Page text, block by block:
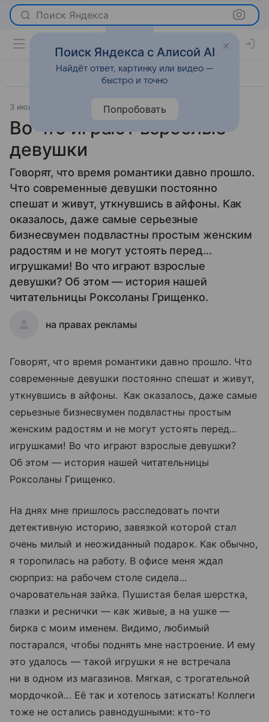
Поиск Яндекса
3 июня 2015
Во что играют взрослые
девушки
Говорят, что время романтики давно прошло.
Что современные девушки постоянно
спешат и живут, уткнувшись в айфоны. Как
оказалось, даже самые серьезные
бизнесвумен подвластны простым женским
радостям и не могут устоять перед...
игрушками! Во что играют взрослые
девушки? Об этом — история нашей
читательницы Роксоланы Грищенко.
на правах рекламы
Говорят, что время романтики давно прошло. Что
современные девушки постоянно спешат и живут,
уткнувшись в айфоны. Как оказалось, даже самые
серьезные бизнесвумен подвластны простым
женским радостям и не могут устоять перед...
игрушками! Во что играют взрослые девушки?
Об этом — история нашей читательницы
Роксоланы Грищенко.
На днях мне пришлось расследовать почти
детективную историю, завязкой которой стал
очень милый и неожиданный подарок. Как обычно,
я торопилась на работу. В офисе меня ждал
сюрприз: на рабочем столе сидела...
очаровательная зайка. Пушистая белая шерстка,
глазки и реснички — как живые, а на ушке —
бирка с моим именем. Видимо, любимый
постарался, чтобы поднять мне настроение. И ему
это удалось — такой игрушки я не встречала
ни в одном из магазинов. Мягкая, с трогательной
мордочкой... Её так и хотелось затискать! Коллеги
тоже не остались равнодушными: кто-то
Поиск Яндекса с Алисой AI
Найдёт ответ, картинку или видео —
быстро и точно
Попробовать